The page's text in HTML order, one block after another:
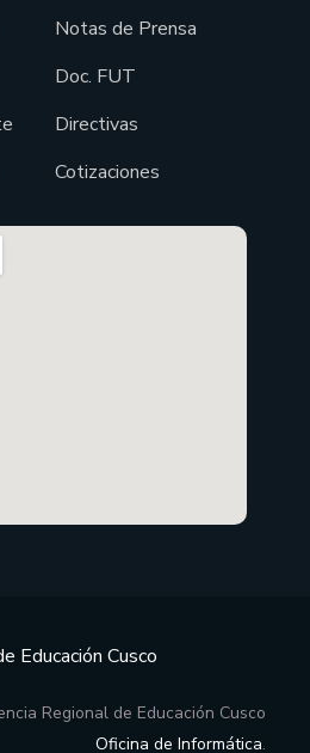
Notas de Prensa
Doc. FUT
Directivas
Cotizaciones
Regional de Educación Cusco
Oficina de Informática.